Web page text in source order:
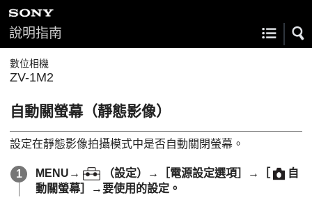
說明指南
數位相機
ZV-1M2
自動關螢幕（靜態影像）
設定在靜態影像拍攝模式中是否自動關閉螢幕。
MENU → （設定）→ ［電源設定選項］ →
自
動關螢幕］
→要使用的設定。